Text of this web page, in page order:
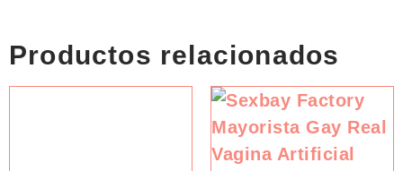
Productos relacionados